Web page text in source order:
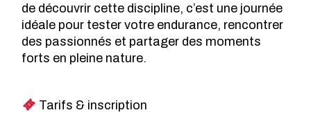
de découvrir cette discipline, c’est une journée
idéale pour tester votre endurance, rencontrer
des passionnés et partager des moments
forts en pleine nature.
Tarifs & inscription